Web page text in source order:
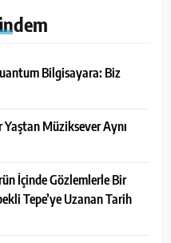
Bilgisayara: Biz
Yaştan Müziksever Aynı
İçinde Gözlemlerle Bir
Tepe’ye Uzanan Tarih